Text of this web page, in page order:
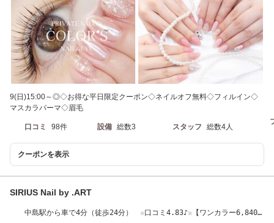
9(日)15:00～◎◇お得な平日限定クーポン◇ネイルオフ無料◇フィルイン◇
マスカラパーマ◇眉毛
口コミ 98件 設備 総数3 スタッフ 総数4人
クーポンを表示
SIRIUS Nail by .ART
中島駅から車で4分（徒歩24分） ☆口コミ4.83♪☆【ワンカラー6,840